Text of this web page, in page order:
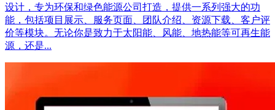
设计，专为环保和绿色能源公司打造，提供一系列强大的功
能，包括项目展示、服务页面、团队介绍、资源下载、客户评
价等模块。无论你是致力于太阳能、风能、地热能等可再生能
源，还是...